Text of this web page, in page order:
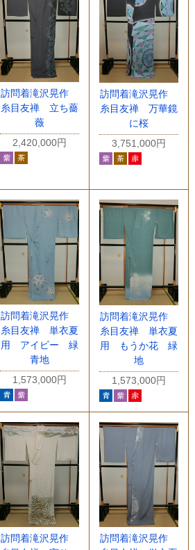
訪問着滝沢晃作
糸目友禅 立ち薔
薇
2,420,000円
訪問着滝沢晃作
糸目友禅 万華鏡
に桜
3,751,000円
訪問着滝沢晃作
糸目友禅 単衣夏
用 アイビー 緑
青地
1,573,000円
訪問着滝沢晃作
糸目友禅 単衣夏
用 もうか花 緑
地
1,573,000円
訪問着滝沢晃作
訪問着滝沢晃作